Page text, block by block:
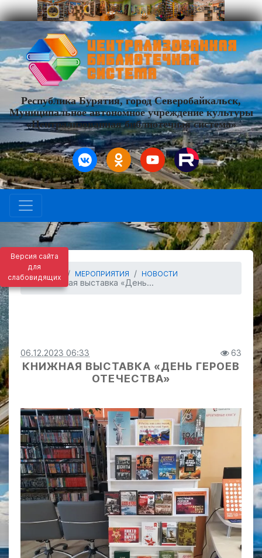
Версия сайта
для
слабовидящих
Республика Бурятия, город Северобайкальск,
Муниципальное автономное учреждение культуры
«Централизованная библиотечная система»
МЕРОПРИЯТИЯ НОВОСТИ
Книжная выставка «День...
06.12.2023 06:33 63
КНИЖНАЯ ВЫСТАВКА «ДЕНЬ ГЕРОЕВ
ОТЕЧЕСТВА»